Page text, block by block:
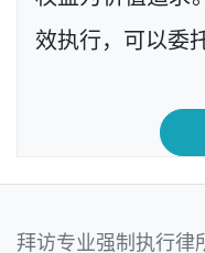
效执行，可以委
拜访专业强制执行律